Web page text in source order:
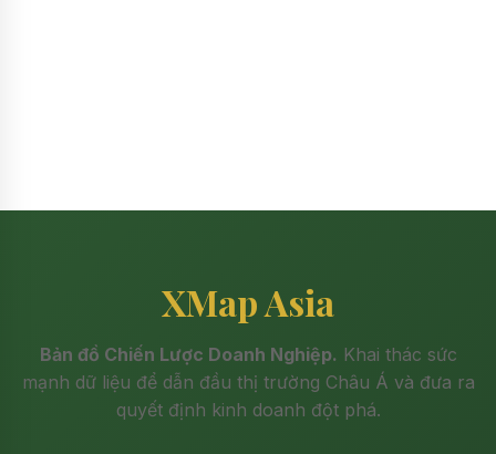
XMap Asia
Bản đồ Chiến Lược Doanh Nghiệp. Khai thác sức
mạnh dữ liệu để dẫn đầu thị trường Châu Á và đưa ra
quyết định kinh doanh đột phá.